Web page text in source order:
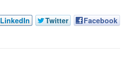
Facebook
Twitter
LinkedIn